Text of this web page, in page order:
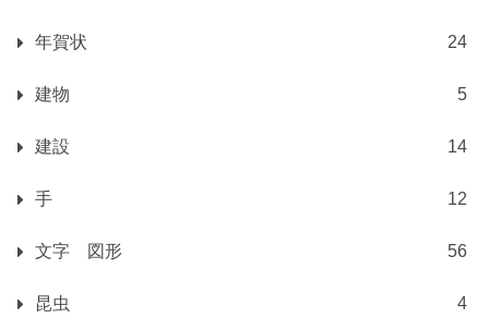
年賀状 24
建物 5
建設 14
手 12
文字 図形 56
昆虫 4